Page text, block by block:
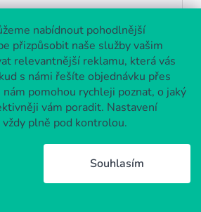
nabídnout pohodlnější
přizpůsobit naše služby vašim
relevantnější reklamu, která vás
s námi řešíte objednávku přes
pomohou rychleji poznat, o jaký
vám poradit. Nastavení
plně pod kontrolou.
Souhlasím